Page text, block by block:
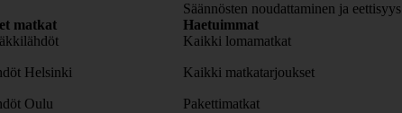
Säännösten noudattaminen ja eettisyys
matkat
Helsinki
Oulu
Haetuimmat
Kaikki lomamatkat
Kaikki matkatarjoukset
Pakettimatkat